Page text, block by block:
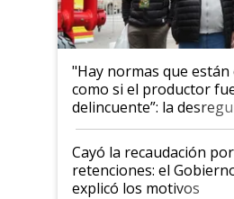
"Hay normas que están
como si el productor
delincuente”: la
al Congreso Aapresid y
habló del
Cayó la recaudación por
retenciones: el
explicó los motivos